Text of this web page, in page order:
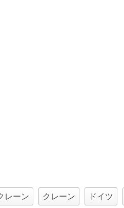
レーン クレーン ドイツ